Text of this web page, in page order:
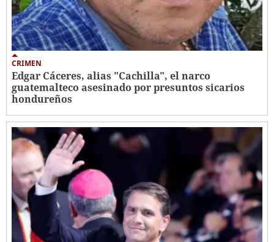
CRIMEN
Edgar Cáceres, alias "Cachilla", el narco
guatemalteco asesinado por presuntos sicarios
hondureños